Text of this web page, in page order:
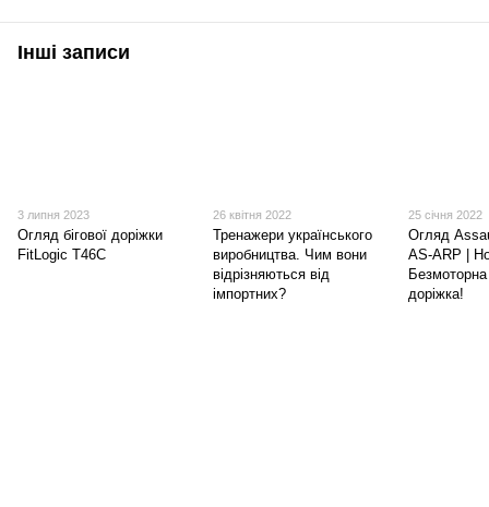
Інші записи
3 липня 2023
Огляд бігової доріжки
FitLogic T46C
26 квітня 2022
Тренажери українського
виробництва. Чим вони
відрізняються від
імпортних?
25 січня 2022
Огляд
AS-ARP |
Безмоторна
доріжка!